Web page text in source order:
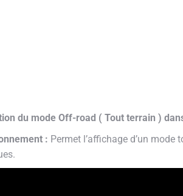
du mode Off-road ( Tout terrain )
: Permet l’affichage d’un